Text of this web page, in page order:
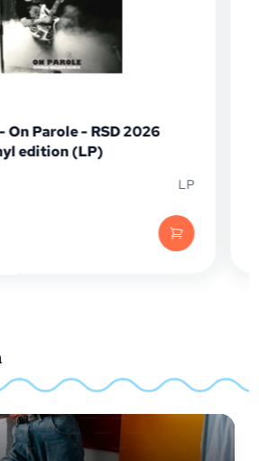
On Parole - RSD 2026
edition (LP)
LP